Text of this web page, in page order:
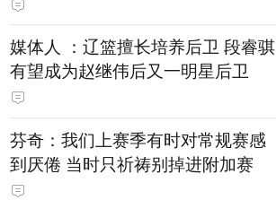
媒体人 ：辽篮擅长培养后卫 段睿骐
有望成为赵继伟后又一明星后卫
芬奇：我们上赛季有时对常规赛感
到厌倦 当时只祈祷别掉进附加赛